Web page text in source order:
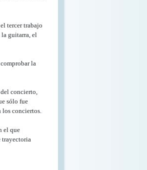
tercer trabajo
la guitarra, el
la
concierto,
sólo fue
los conciertos.
el que
trayectoria